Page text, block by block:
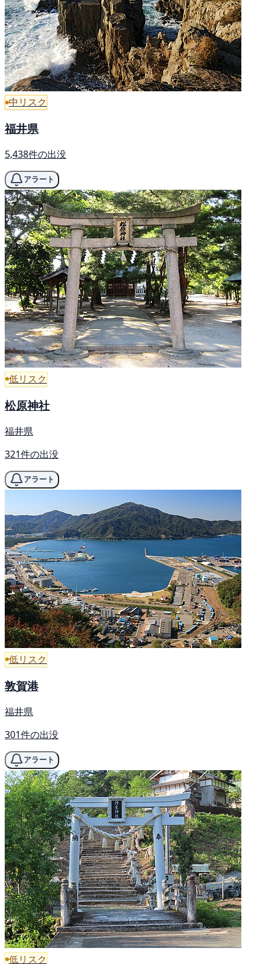
中リスク
福井県
5,438件の出没
アラート
低リスク
松原神社
福井県
321件の出没
アラート
低リスク
敦賀港
福井県
301件の出没
アラート
低リスク